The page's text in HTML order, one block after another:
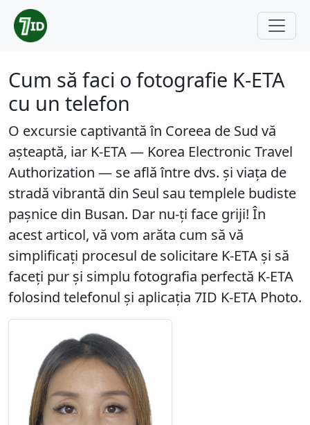
Cum să faci o fotografie K-ETA
cu un telefon
O excursie captivantă în Coreea de Sud vă
așteaptă, iar K-ETA — Korea Electronic Travel
Authorization — se află între dvs. și viața de
stradă vibrantă din Seul sau templele budiste
pașnice din Busan. Dar nu-ți face griji! În
acest articol, vă vom arăta cum să vă
simplificați procesul de solicitare K-ETA și să
faceți pur și simplu fotografia perfectă K-ETA
folosind telefonul și aplicația 7ID K-ETA Photo.